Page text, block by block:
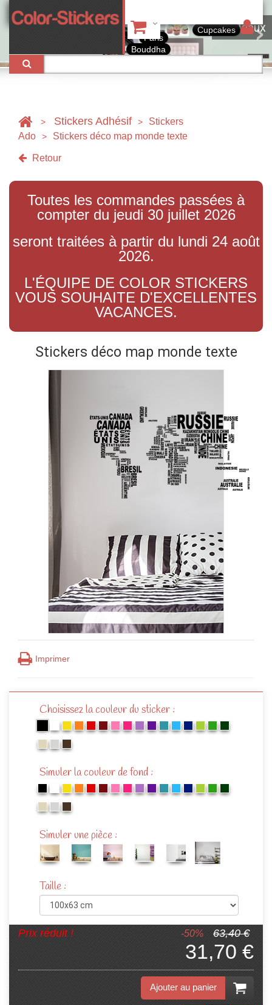
Tableaux
Bouddha
Paris
Cupcakes
> Stickers Adhésif >
Stickers
Ado
> Stickers déco map monde texte
Retour
Toutes les commandes passées à
compter du jeudi 30 juillet 2026
seront traitées à partir du lundi 24 août
2026.
L'ÉQUIPE DE COLOR STICKERS
VOUS SOUHAITE D'EXCELLENTES
VACANCES.
Stickers déco map monde texte
Imprimer
Choisissez la couleur du sticker :
Simuler la couleur de fond :
Simuler une pièce :
Taille :
-50% 63,40 €
Prix réduit !
31,70 €
Ajouter au panier